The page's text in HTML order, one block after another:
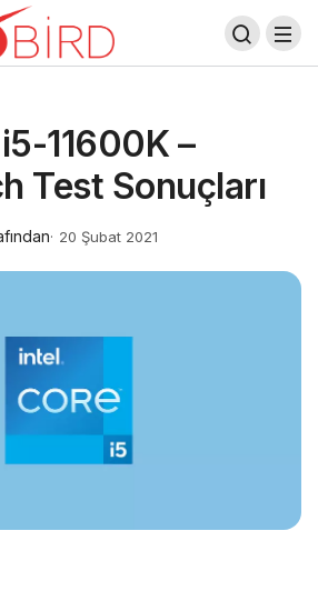
11600K –
Test Sonuçları
20 Şubat 2021